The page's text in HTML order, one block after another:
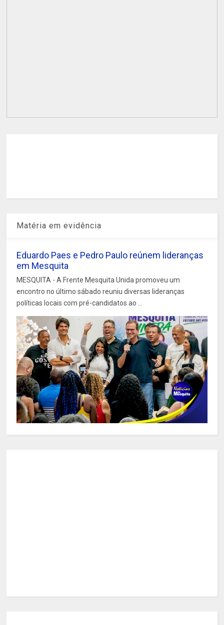
Matéria em evidência
Eduardo Paes e Pedro Paulo reúnem lideranças
em Mesquita
MESQUITA - A Frente Mesquita Unida promoveu um
encontro no último sábado reuniu diversas lideranças
políticas locais com pré-candidatos ao ...